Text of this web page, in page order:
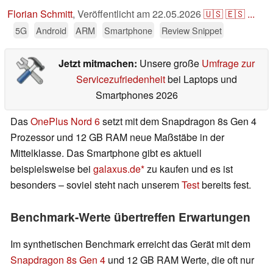
Florian Schmitt, Veröffentlicht am22.05.2026🇺🇸🇪🇸 ...
5G Android ARM Smartphone Review Snippet
Jetzt mitmachen: Unsere große Umfrage zur
Servicezufriedenheitbei Laptops und
Smartphones 2026
DasOnePlus Nord 6setzt mit dem Snapdragon 8s Gen 4
Prozessor und 12 GB RAM neue Maßstäbe in der
Mittelklasse. Das Smartphone gibt es aktuell
beispielsweise bei galaxus.de zu kaufen und es ist
besonders – soviel steht nach unseremTestbereits fest.
Benchmark-Werte übertreffen Erwartungen
Im synthetischen Benchmark erreicht das Gerät mit dem
Snapdragon 8s Gen 4 und 12 GB RAM Werte, die oft nur